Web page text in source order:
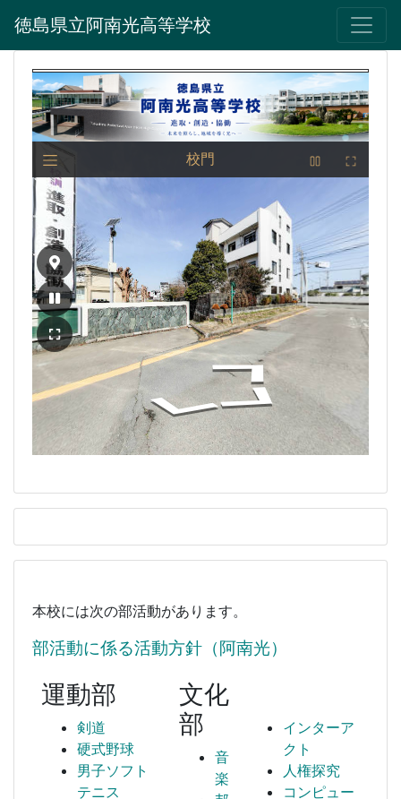
徳島県立阿南光高等学校
本校には次の部活動があります。
部活動に係る活動方針（阿南光）
運動部
剣道
硬式野球
男子ソフト
テニス
文化
部
音
楽
インターア
クト
人権探究
コンピュー